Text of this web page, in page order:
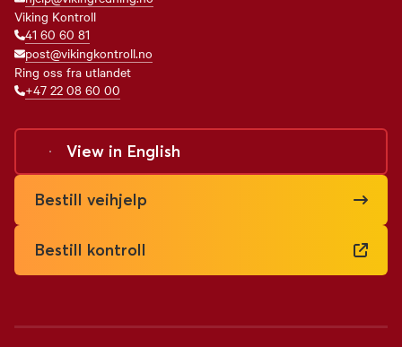
Viking Kontroll
41 60 60 81
post@vikingkontroll.no
Ring oss fra utlandet
+47 22 08 60 00
View in English
Bestill veihjelp
Bestill kontroll